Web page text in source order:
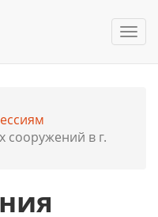
сооружений в г.